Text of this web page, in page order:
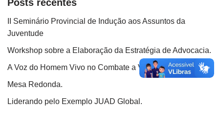
Posts recentes
II Seminário Provincial de Indução aos Assuntos da
Juventude
Workshop sobre a Elaboração da Estratégia de Advocacia.
A Voz do Homem Vivo no Combate a Violência Doméstica.
Mesa Redonda.
Liderando pelo Exemplo JUAD Global.